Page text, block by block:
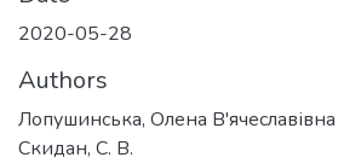
2020-05-28
Authors
Лопушинська, Олена В'ячеславівна
Скидан, С. В.